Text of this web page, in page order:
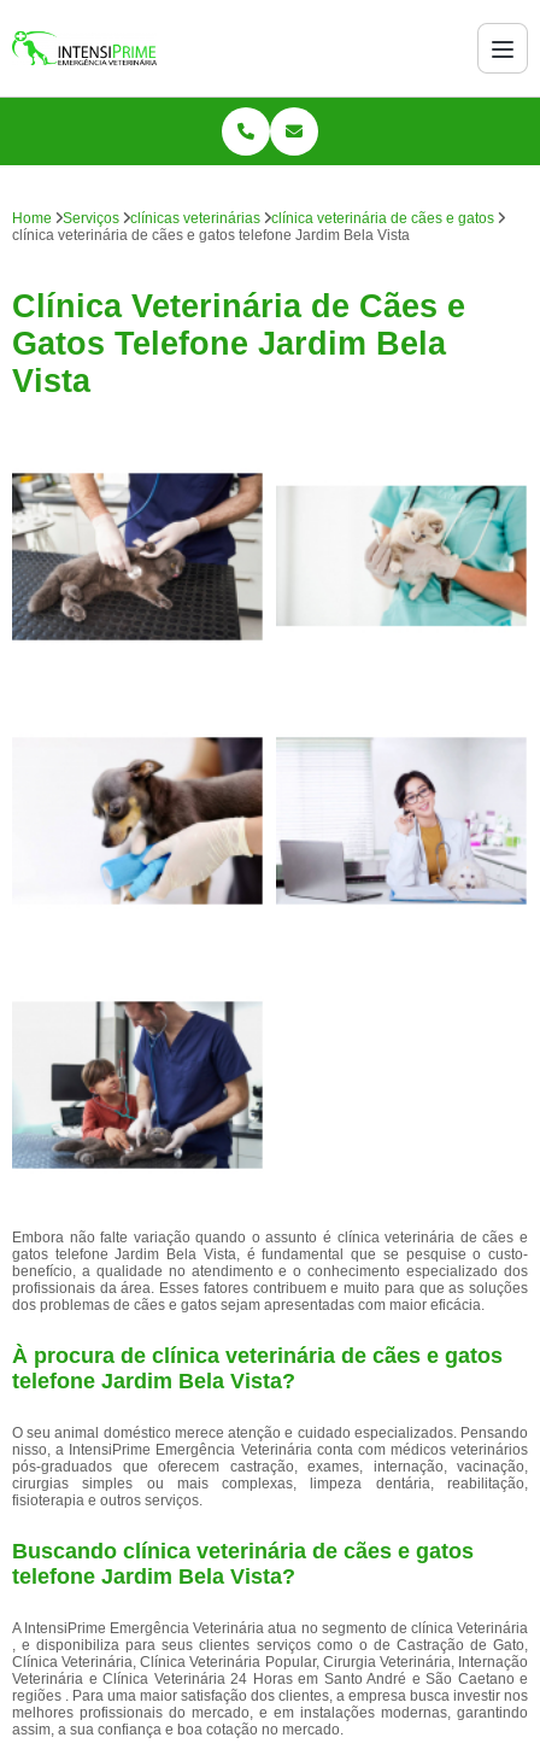
Home Serviços clínicas veterinárias
clínica veterinária de cães e gatos
clínica veterinária de cães e gatos telefone Jardim Bela Vista
Clínica Veterinária de Cães e
Gatos Telefone Jardim Bela
Vista
Embora não falte variação quando o assunto é clínica veterinária de cães e
gatos telefone Jardim Bela Vista, é fundamental que se pesquise o custo-
benefício, a qualidade no atendimento e o conhecimento especializado dos
profissionais da área. Esses fatores contribuem e muito para que as soluções
dos problemas de cães e gatos sejam apresentadas com maior eficácia.
À procura de clínica veterinária de cães e gatos
telefone Jardim Bela Vista?
O seu animal doméstico merece atenção e cuidado especializados. Pensando
nisso, a IntensiPrime Emergência Veterinária conta com médicos veterinários
pós-graduados que oferecem castração, exames, internação, vacinação,
cirurgias simples ou mais complexas, limpeza dentária, reabilitação,
fisioterapia e outros serviços.
Buscando clínica veterinária de cães e gatos
telefone Jardim Bela Vista?
A IntensiPrime Emergência Veterinária atua no segmento de clínica Veterinária
, e disponibiliza para seus clientes serviços como o de Castração de Gato,
Clínica Veterinária, Clínica Veterinária Popular, Cirurgia Veterinária, Internação
Veterinária e Clínica Veterinária 24 Horas em Santo André e São Caetano e
regiões . Para uma maior satisfação dos clientes, a empresa busca investir nos
melhores profissionais do mercado, e em instalações modernas, garantindo
assim, a sua confiança e boa cotação no mercado.